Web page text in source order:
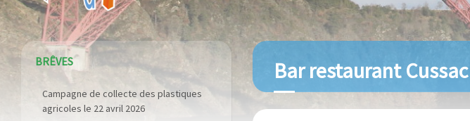
Bar restaurant Cussac
BRÊVES
Campagne de collecte des plastiques
agricoles le 22 avril 2026
Construction de dalles béton sur les
points de collecte des déchets